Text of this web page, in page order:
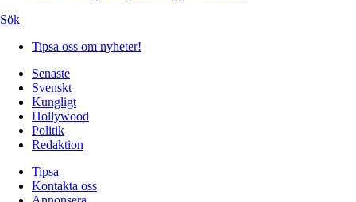
Sök
Tipsa oss om nyheter!
Senaste
Svenskt
Kungligt
Hollywood
Politik
Redaktion
Tipsa
Kontakta oss